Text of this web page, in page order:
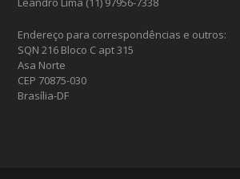
Endereço para correspondências e outros:
SQN 216 Bloco C apt 315
Asa Norte
CEP 70875-030
Brasília-DF